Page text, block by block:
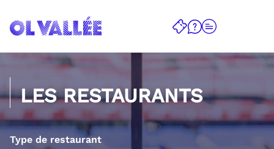
LES RESTAURANTS
Type de restaurant